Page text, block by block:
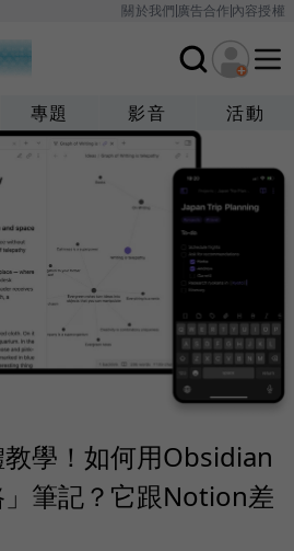
關於我們廣告合作內容授權
專題 影音 活動
學！如何用Obsidian
筆記？它跟Notion差